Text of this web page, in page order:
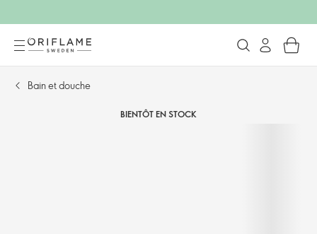
Bain et douche
BIENTÔT EN STOCK